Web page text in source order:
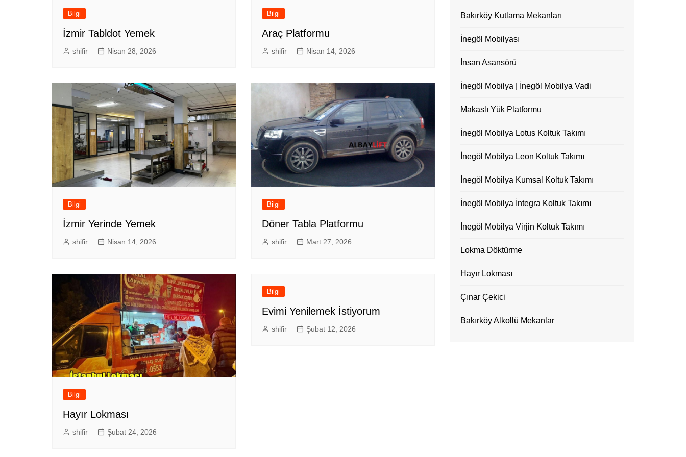
Bilgi
İzmir Tabldot Yemek
shifir Nisan 28, 2026
Bilgi
Araç Platformu
shifir Nisan 14, 2026
Bilgi
İzmir Yerinde Yemek
shifir Nisan 14, 2026
Bilgi
Döner Tabla Platformu
shifir Mart 27, 2026
Bilgi
Hayır Lokması
shifir Şubat 24, 2026
Bilgi
Evimi Yenilemek İstiyorum
shifir Şubat 12, 2026
Bakırköy Kutlama Mekanları
İnegöl Mobilyası
İnsan Asansörü
İnegöl Mobilya | İnegöl Mobilya Vadi
Makaslı Yük Platformu
İnegöl Mobilya Lotus Koltuk Takımı
İnegöl Mobilya Leon Koltuk Takımı
İnegöl Mobilya Kumsal Koltuk Takımı
İnegöl Mobilya İntegra Koltuk Takımı
İnegöl Mobilya Virjin Koltuk Takımı
Lokma Döktürme
Hayır Lokması
Çınar Çekici
Bakırköy Alkollü Mekanlar